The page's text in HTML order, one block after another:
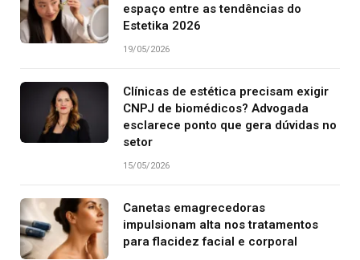
espaço entre as tendências do
Estetika 2026
19/05/2026
Clínicas de estética precisam exigir
CNPJ de biomédicos? Advogada
esclarece ponto que gera dúvidas no
setor
15/05/2026
Canetas emagrecedoras
impulsionam alta nos tratamentos
para flacidez facial e corporal